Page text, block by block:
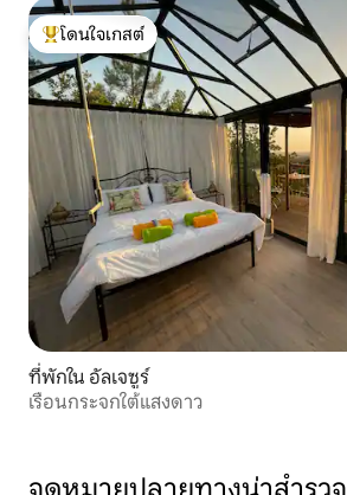
โดนใจเกสต์ที่สุด
โดนใจเกสต์
ที่พักใน อัลเจซูร์
เรือนกระจกใต้แสงดาว